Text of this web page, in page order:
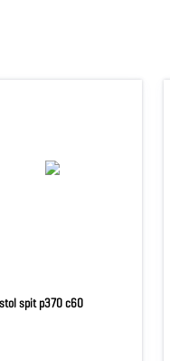
spit p370 c60